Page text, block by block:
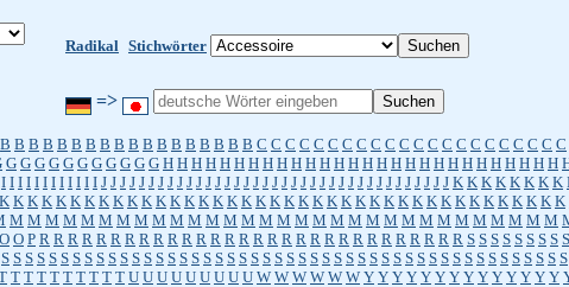
Radikal Stichwörter
=>
B B B B B B B B B B B B B B B B B B C C C C C C C C C C C C C C C C C C C C C C
G G G G G G G G G G G H H H H H H H H H H H H H H H H H H H H H H H H H H H H
I I I I I I I I I I I I J J J J J J J J J J J J J J J J J J J J J J J J J J J J J J J J J J J J J K K K K K K K K
K K K K K K K K K K K K K K K K K K K K K K K K K K K K K K K K K K K K K K K K
M M M M M M M M M M M M M M M M M M M M M M M M M M M M M M M
O O P R R R R R R R R R R R R R R R R R R R R R R R R R R R R R R S S S S S S S S S
S S S S S S S S S S S S S S S S S S S S S S S S S S S S S S S S S S S S S S S S S S S S S S S S
T T T T T T T T T U U U U U U U U U W W W W W W Y Y Y Y Y Y Y Y Y Y Y Y Y Y